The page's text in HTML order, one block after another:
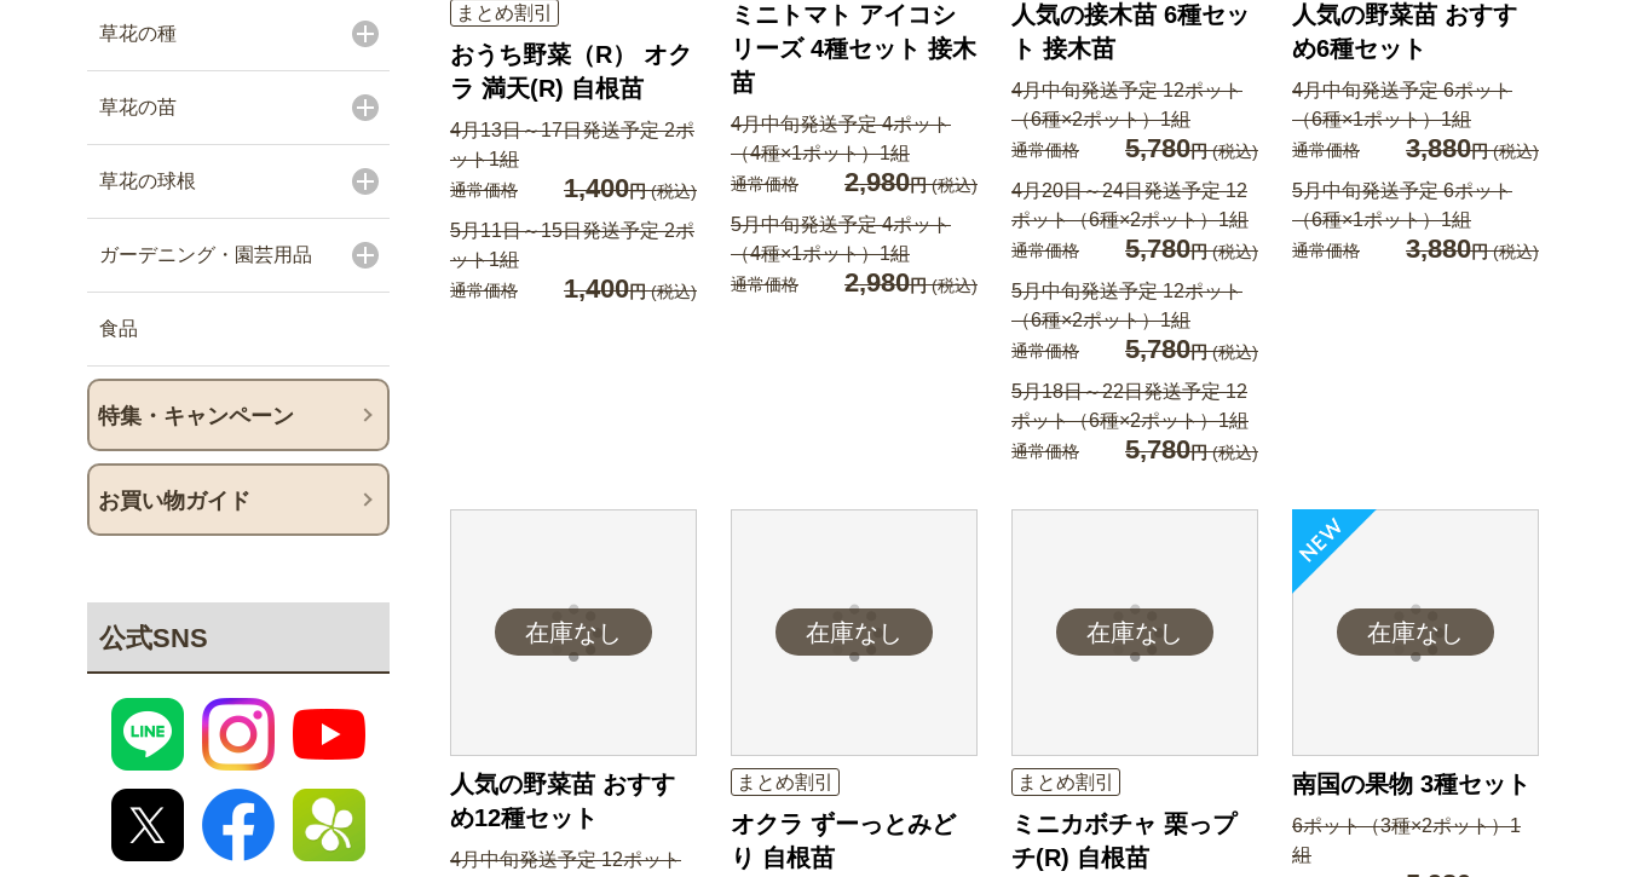
草花の種
草花の苗
草花の球根
ガーデニング・園芸用品
食品
特集・キャンペーン
お買い物ガイド
公式SNS
まとめ割引
おうち野菜（R） オク
ラ 満天(R) 自根苗
4月13日～17日発送予定 2ポ
ット1組
通常価格 1,400円(税込)
5月11日～15日発送予定 2ポ
ット1組
通常価格 1,400円(税込)
ミニトマト アイコシ
リーズ 4種セット 接木
苗
4月中旬発送予定 4ポット
（4種×1ポット）1組
通常価格 2,980円(税込)
5月中旬発送予定 4ポット
（4種×1ポット）1組
通常価格 2,980円(税込)
人気の接木苗 6種セッ
ト 接木苗
4月中旬発送予定 12ポット
（6種×2ポット）1組
通常価格 5,780円(税込)
4月20日～24日発送予定 12
ポット（6種×2ポット）1組
通常価格 5,780円(税込)
5月中旬発送予定 12ポット
（6種×2ポット）1組
通常価格 5,780円(税込)
5月18日～22日発送予定 12
ポット（6種×2ポット）1組
通常価格 5,780円(税込)
人気の野菜苗 おすす
め6種セット
4月中旬発送予定 6ポット
（6種×1ポット）1組
通常価格 3,880円(税込)
5月中旬発送予定 6ポット
（6種×1ポット）1組
通常価格 3,880円(税込)
人気の野菜苗 おすす
め12種セット
4月中旬発送予定 12ポット
まとめ割引
オクラ ずーっとみど
り 自根苗
まとめ割引
ミニカボチャ 栗っプ
チ(R) 自根苗
南国の果物 3種セット
6ポット（3種×2ポット）1
組